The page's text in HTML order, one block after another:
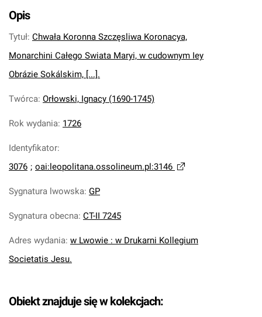
Opis
Tytuł: Chwała Koronna Szczęsliwa Koronacya,
Monarchini Całego Swiata Maryi, w cudownym Iey
Obrázie Sokálskim, [...].
Twórca: Orłowski, Ignacy (1690-1745)
Rok wydania: 1726
Identyfikator:
3076 ; oai:leopolitana.ossolineum.pl:3146
Sygnatura lwowska: GP
Sygnatura obecna: CT-II 7245
Adres wydania: w Lwowie : w Drukarni Kollegium
Societatis Jesu.
Obiekt znajduje się w kolekcjach: